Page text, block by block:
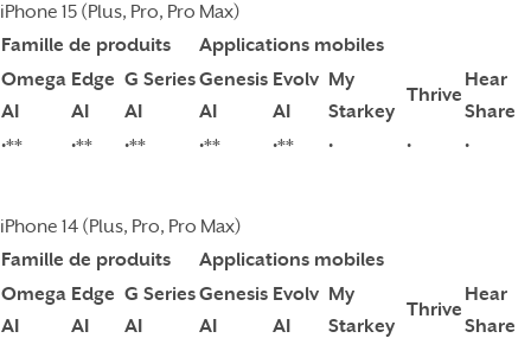
iPhone 15 (Plus, Pro, Pro Max)
Famille de produits
Applications mobiles
Omega
AI
Edge
AI
G Series
AI
Genesis
AI
Evolv
AI
My
Starkey
Thrive
Hear
Share
•**
•** •** •** •** • • •
iPhone 14 (Plus, Pro, Pro Max)
Famille de produits
Applications mobiles
Omega
AI
Edge
AI
G Series
AI
Genesis
AI
Evolv
AI
My
Starkey
Thrive
Hear
Share